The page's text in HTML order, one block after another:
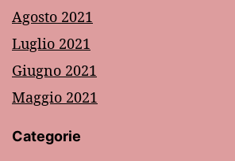
Agosto 2021
Luglio 2021
Giugno 2021
Maggio 2021
Categorie